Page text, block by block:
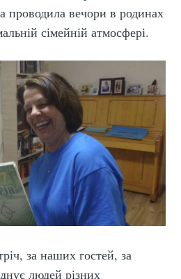
проводила вечори в родинах
сімейній атмосфері.
за наших гостей, за
людей різних
to
Життя
Get all the latest &
delivered straight to
your inbox